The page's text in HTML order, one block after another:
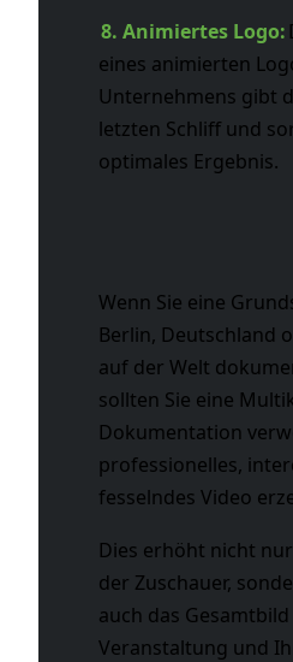
8. Animiertes Logo:
eines animierten
Unternehmens gibt
letzten Schliff und
optimales Ergebnis.
Wenn Sie eine
Berlin, Deutschland
auf der Welt
sollten Sie eine
Dokumentation
professionelles,
fesselndes Video
Dies erhöht nicht
der Zuschauer,
auch das
Veranstaltung und